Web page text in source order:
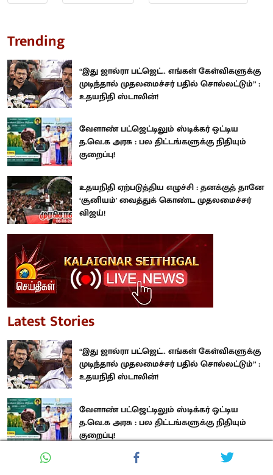
Trending
“இது ஜால்ரா பட்ஜெட்.. எங்கள் கேள்விகளுக்கு
முடிந்தால் முதலமைச்சர் பதில் சொல்லட்டும்” :
உதயநிதி ஸ்டாலின்!
வேளாண் பட்ஜெட்டிலும் ஸ்டிக்கர் ஒட்டிய
த.வெ.க அரசு : பல திட்டங்களுக்கு நிதியும்
குறைப்பு!
உதயநிதி ஏற்படுத்திய எழுச்சி : தனக்குத் தானே
‘சூனியம்' வைத்துக் கொண்ட முதலமைச்சர்
விஜய்!
Latest Stories
“இது ஜால்ரா பட்ஜெட்.. எங்கள் கேள்விகளுக்கு
முடிந்தால் முதலமைச்சர் பதில் சொல்லட்டும்” :
உதயநிதி ஸ்டாலின்!
வேளாண் பட்ஜெட்டிலும் ஸ்டிக்கர் ஒட்டிய
த.வெ.க அரசு : பல திட்டங்களுக்கு நிதியும்
குறைப்பு!
உதயநிதி ஏற்படுத்திய எழுச்சி : தனக்குத் தானே